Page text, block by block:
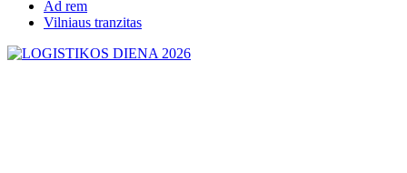
Ad rem
Vilniaus tranzitas